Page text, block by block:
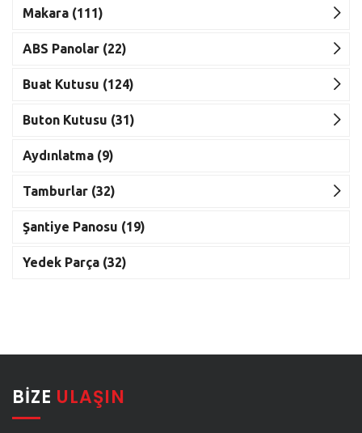
Makara (111)
ABS Panolar (22)
Buat Kutusu (124)
Buton Kutusu (31)
Aydınlatma (9)
Tamburlar (32)
Şantiye Panosu (19)
Yedek Parça (32)
BIZE ULAŞIN